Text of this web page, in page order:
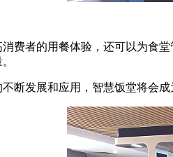
费者的用餐体验，还可以为食
断发展和应用，智慧饭堂将会